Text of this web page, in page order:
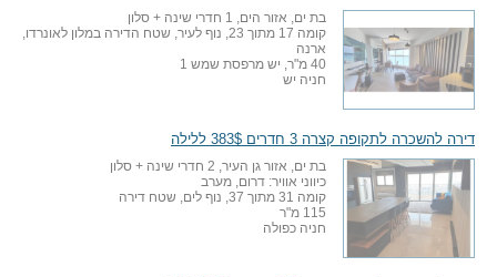
בת ים, אזור הים, 1 חדרי שינה + סלון
קומה 17 מתוך 23, נוף לעיר, שטח הדירה במלון לאונרדו,
ארנה
40 מ"ר, יש מרפסת שמש 1
חניה יש
דירה להשכרה לתקופה קצרה 3 חדרים 383$ ללילה
בת ים, אזור גן העיר, 2 חדרי שינה + סלון
כיווני אוויר: דרום, מערב
קומה 31 מתוך 37, נוף לים, שטח דירה
115 מ"ר
חניה כפולה